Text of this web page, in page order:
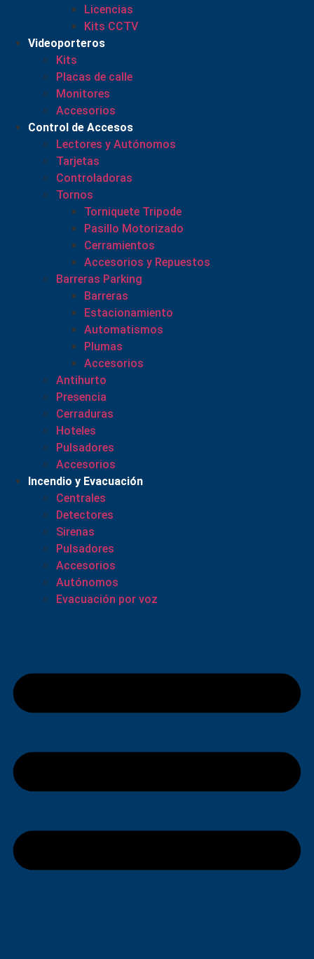
Licencias
Kits CCTV
Videoporteros
Kits
Placas de calle
Monitores
Accesorios
Control de Accesos
Lectores y Autónomos
Tarjetas
Controladoras
Tornos
Torniquete Tripode
Pasillo Motorizado
Cerramientos
Accesorios y Repuestos
Barreras Parking
Barreras
Estacionamiento
Automatismos
Plumas
Accesorios
Antihurto
Presencia
Cerraduras
Hoteles
Pulsadores
Accesorios
Incendio y Evacuación
Centrales
Detectores
Sirenas
Pulsadores
Accesorios
Autónomos
Evacuación por voz